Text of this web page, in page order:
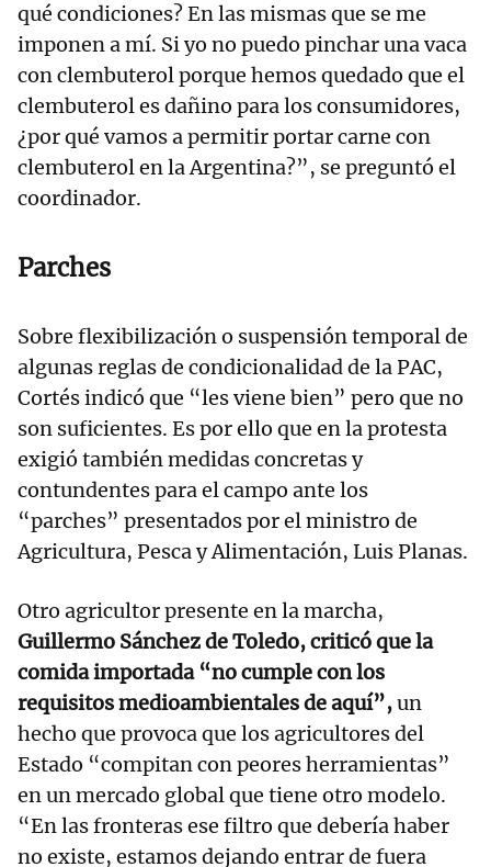
qué condiciones? En las mismas que se me
imponen a mí. Si yo no puedo pinchar una vaca
con clembuterol porque hemos quedado que el
clembuterol es dañino para los consumidores,
¿por qué vamos a permitir portar carne con
clembuterol en la Argentina?”, se preguntó el
coordinador.
Parches
Sobre flexibilización o suspensión temporal de
algunas reglas de condicionalidad de la PAC,
Cortés indicó que “les viene bien” pero que no
son suficientes. Es por ello que en la protesta
exigió también medidas concretas y
contundentes para el campo ante los
“parches” presentados por el ministro de
Agricultura, Pesca y Alimentación, Luis Planas.
Otro agricultor presente en la marcha,
Guillermo Sánchez de Toledo, criticó que la
comida importada “no cumple con los
requisitos medioambientales de aquí”,un
hecho que provoca que los agricultores del
Estado “compitan con peores herramientas”
en un mercado global que tiene otro modelo.
“En las fronteras ese filtro que debería haber
no existe, estamos dejando entrar de fuera